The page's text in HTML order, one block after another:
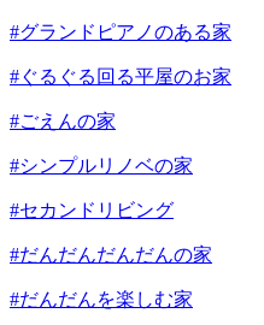
#グランドピアノのある家
#ぐるぐる回る平屋のお家
#ごえんの家
#シンプルリノベの家
#セカンドリビング
#だんだんだんだんの家
#だんだんを楽しむ家